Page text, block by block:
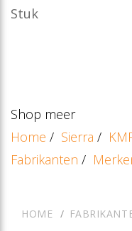
Stuk
Shop meer
Home / Sierra /
Fabrikanten /
HOME